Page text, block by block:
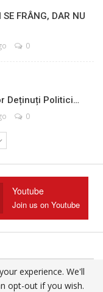
FRÂNG, DAR NU
0
Deținuți Politici…
0
Youtube
Join us on Youtube
experience. We'll
opt-out if you wish.